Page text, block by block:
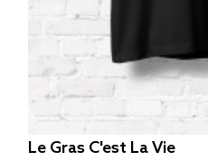
Le Gras C'est La Vie